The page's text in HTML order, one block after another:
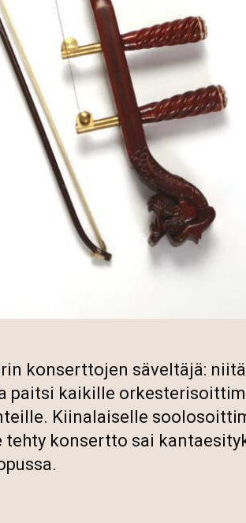
konserttojen säveltäjä:
paitsi kaikille
Kiinalaiselle
konsertto sai